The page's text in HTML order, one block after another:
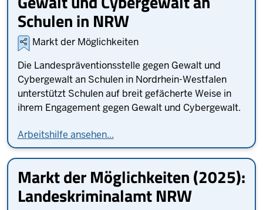
Schulen in NRW
Markt der Möglichkeiten
Die Landespräventionsstelle gegen Gewalt und
Cybergewalt an Schulen in Nordrhein-Westfalen
unterstützt Schulen auf breit gefächerte Weise in
ihrem Engagement gegen Gewalt und Cybergewalt.
Arbeitshilfe ansehen...
Markt der Möglichkeiten (2025):
Landeskriminalamt NRW